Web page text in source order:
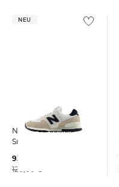
NEU
New Balance |
Sneaker 574
93,35 €
120,00 €